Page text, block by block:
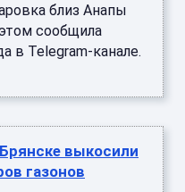
близ Анапы
сообщила
в Telegram-канале.
выкосили
газонов